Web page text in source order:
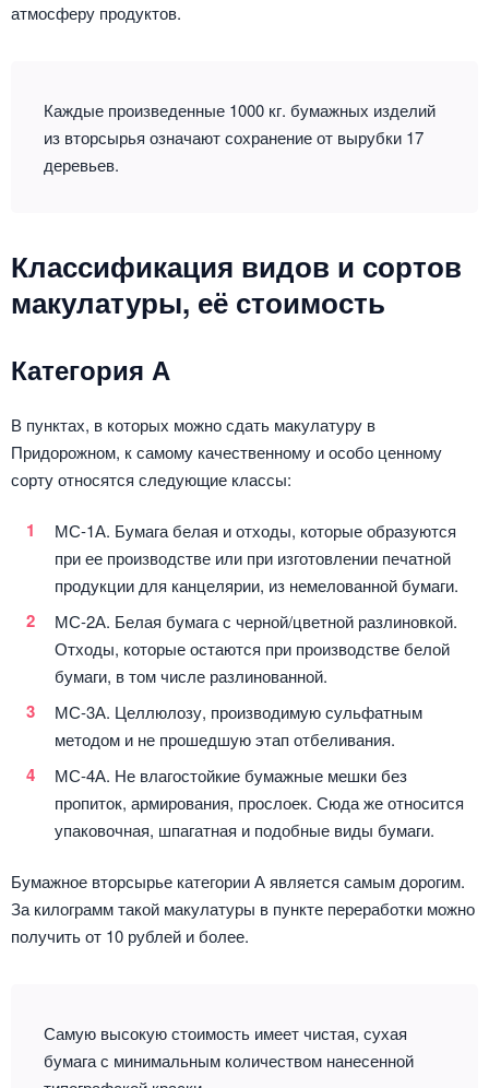
атмосферу продуктов.
Каждые произведенные 1000 кг. бумажных изделий
из вторсырья означают сохранение от вырубки 17
деревьев.
Классификация видов и сортов
макулатуры, её стоимость
Категория А
В пунктах, в которых можно сдать макулатуру в
Придорожном, к самому качественному и особо ценному
сорту относятся следующие классы:
МС-1А. Бумага белая и отходы, которые образуются
при ее производстве или при изготовлении печатной
продукции для канцелярии, из немелованной бумаги.
МС-2А. Белая бумага с черной/цветной разлиновкой.
Отходы, которые остаются при производстве белой
бумаги, в том числе разлинованной.
МС-3А. Целлюлозу, производимую сульфатным
методом и не прошедшую этап отбеливания.
МС-4А. Не влагостойкие бумажные мешки без
пропиток, армирования, прослоек. Сюда же относится
упаковочная, шпагатная и подобные виды бумаги.
Бумажное вторсырье категории А является самым дорогим.
За килограмм такой макулатуры в пункте переработки можно
получить от 10 рублей и более.
Самую высокую стоимость имеет чистая, сухая
бумага с минимальным количеством нанесенной